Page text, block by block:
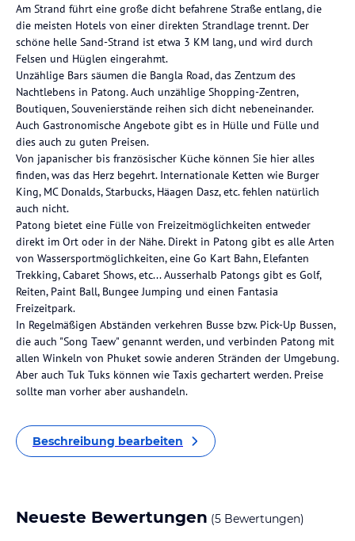
Am Strand führt eine große dicht befahrene Straße entlang, die
die meisten Hotels von einer direkten Strandlage trennt. Der
schöne helle Sand-Strand ist etwa 3 KM lang, und wird durch
Felsen und Hüglen eingerahmt.
Unzählige Bars säumen die Bangla Road, das Zentzum des
Nachtlebens in Patong. Auch unzählige Shopping-Zentren,
Boutiquen, Souvenierstände reihen sich dicht nebeneinander.
Auch Gastronomische Angebote gibt es in Hülle und Fülle und
dies auch zu guten Preisen.
Von japanischer bis französischer Küche können Sie hier alles
finden, was das Herz begehrt. Internationale Ketten wie Burger
King, MC Donalds, Starbucks, Häagen Dasz, etc. fehlen natürlich
auch nicht.
Patong bietet eine Fülle von Freizeitmöglichkeiten entweder
direkt im Ort oder in der Nähe. Direkt in Patong gibt es alle Arten
von Wassersportmöglichkeiten, eine Go Kart Bahn, Elefanten
Trekking, Cabaret Shows, etc... Ausserhalb Patongs gibt es Golf,
Reiten, Paint Ball, Bungee Jumping und einen Fantasia
Freizeitpark.
In Regelmäßigen Abständen verkehren Busse bzw. Pick-Up Bussen,
die auch "Song Taew" genannt werden, und verbinden Patong mit
allen Winkeln von Phuket sowie anderen Stränden der Umgebung.
Aber auch Tuk Tuks können wie Taxis gechartert werden. Preise
sollte man vorher aber aushandeln.
Beschreibung bearbeiten
Neueste Bewertungen (5 Bewertungen)